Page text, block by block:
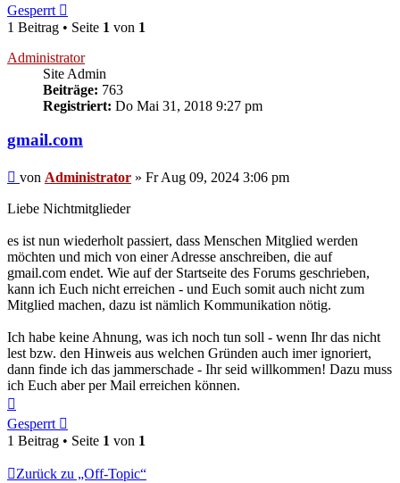
Gesperrt
1 Beitrag • Seite 1 von 1
Administrator
Site Admin
Beiträge: 763
Registriert: Do Mai 31, 2018 9:27 pm
gmail.com
Beitrag
von Administrator » Fr Aug 09, 2024 3:06 pm
Liebe Nichtmitglieder
es ist nun wiederholt passiert, dass Menschen Mitglied werden
möchten und mich von einer Adresse anschreiben, die auf
gmail.com endet. Wie auf der Startseite des Forums geschrieben,
kann ich Euch nicht erreichen - und Euch somit auch nicht zum
Mitglied machen, dazu ist nämlich Kommunikation nötig.
Ich habe keine Ahnung, was ich noch tun soll - wenn Ihr das nicht
lest bzw. den Hinweis aus welchen Gründen auch imer ignoriert,
dann finde ich das jammerschade - Ihr seid willkommen! Dazu muss
ich Euch aber per Mail erreichen können.
oben
Gesperrt
1 Beitrag • Seite 1 von 1
Zurück zu „Off-Topic“